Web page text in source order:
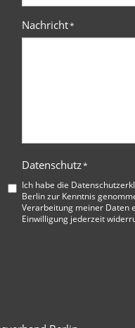
Nachricht*
Datenschutz*
Ich habe die
Berlinzur Kenntnis
Verarbeitung meiner Daten
Einwilligung jederzeit